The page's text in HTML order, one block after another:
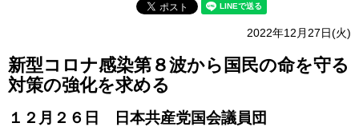
2022年12月27日(火)
新型コロナ感染第８波から国民の命を守る
対策の強化を求める
１２月２６日 日本共産党国会議員団